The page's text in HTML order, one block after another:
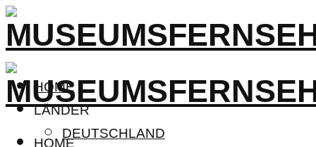
HOME
LÄNDER
DEUTSCHLAND
HOME